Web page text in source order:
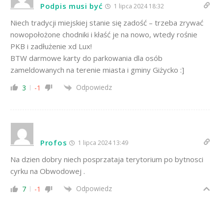
Podpis musi być 1 lipca 2024 18:32
Niech tradycji miejskiej stanie się zadość – trzeba zrywać
nowopołożone chodniki i kłaść je na nowo, wtedy rośnie
PKB i zadłużenie xd Lux!
BTW darmowe karty do parkowania dla osób
zameldowanych na terenie miasta i gminy Giżycko :]
3 -1 Odpowiedz
Profos 1 lipca 2024 13:49
Na dzien dobry niech posprzataja terytorium po bytnosci
cyrku na Obwodowej .
7 -1 Odpowiedz